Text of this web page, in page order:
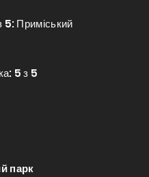
5: Приміський
5 з 5
парк